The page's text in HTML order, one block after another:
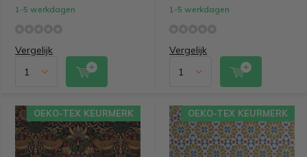
1-5 werkdagen
Vergelijk
1-5 werkdagen
Vergelijk
OEKO-TEX KEURMERK OEKO-TEX KEURMERK